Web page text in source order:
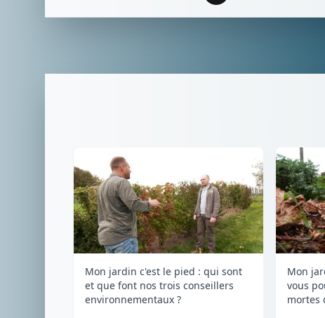
Mon jardin c'est le pied : qui sont
et que font nos trois conseillers
environnementaux ?
Mon
vous
mortes